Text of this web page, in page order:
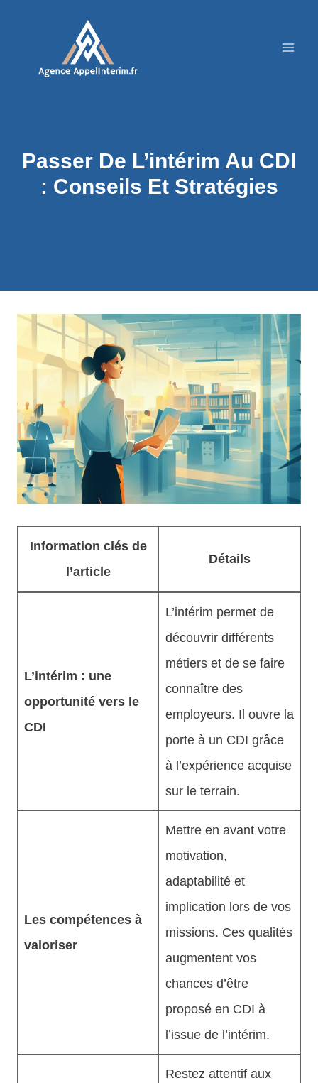
Passer De L’intérim Au CDI
: Conseils Et Stratégies
Information clés de
l’article
Détails
L’intérim : une
opportunité vers le
CDI
L’intérim permet de
découvrir différents
métiers et de se faire
connaître des
employeurs. Il ouvre la
porte à un CDI grâce
à l’expérience acquise
sur le terrain.
Les compétences à
valoriser
Mettre en avant votre
motivation,
adaptabilité et
implication lors de vos
missions. Ces qualités
augmentent vos
chances d’être
proposé en CDI à
l’issue de l’intérim.
Restez attentif aux